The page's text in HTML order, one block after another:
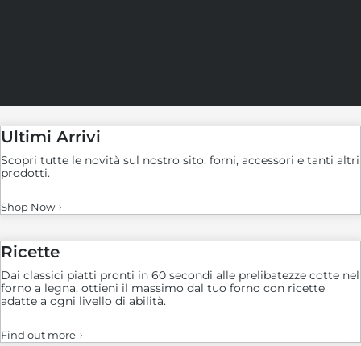
Ultimi Arrivi
Scopri tutte le novità sul nostro sito: forni, accessori e tanti altri
prodotti.
Shop Now
Ricette
Dai classici piatti pronti in 60 secondi alle prelibatezze cotte nel
forno a legna, ottieni il massimo dal tuo forno con ricette
adatte a ogni livello di abilità.
Find out more